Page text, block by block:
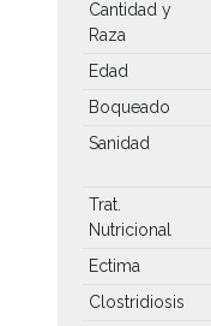
Cantidad y
Raza
Edad
Boqueado
Sanidad
Trat.
Nutricional
Ectima
Clostridiosis